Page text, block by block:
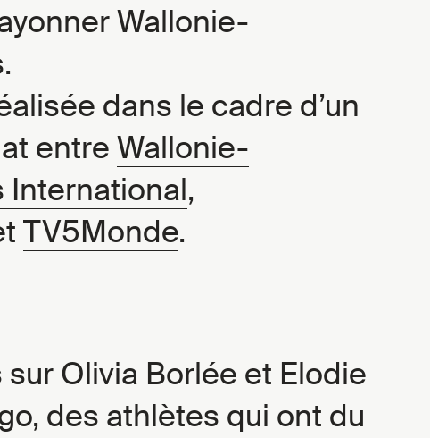
Wallonie-
dans le cadre d’un
entre Wallonie-
International,
TV5Monde.
Olivia Borlée et Elodie
des athlètes qui ont du